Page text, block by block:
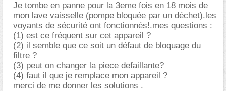
Je tombe en panne pour la 3eme fois en 18 mois de
mon lave vaisselle (pompe bloquée par un déchet).les
voyants de sécurité ont fonctionnés!.mes questions :
(1) est ce fréquent sur cet appareil ?
(2) il semble que ce soit un défaut de bloquage du
filtre ?
(3) peut on changer la piece defaillante?
(4) faut il que je remplace mon appareil ?
merci de me donner les solutions .